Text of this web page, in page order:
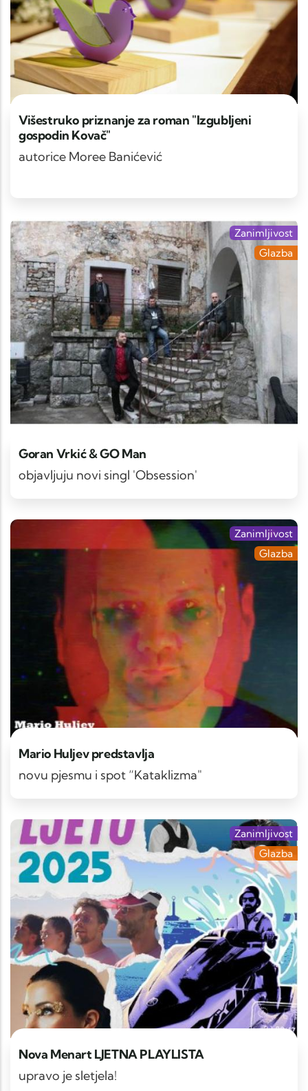
Višestruko priznanje za roman "Izgubljeni
gospodin Kovač"
autorice Moree Banićević
Goran Vrkić & GO Man
objavljuju novi singl 'Obsession'
Zanimljivost
Glazba
Mario Huljev predstavlja
novu pjesmu i spot “Kataklizma"
Zanimljivost
Glazba
Nova Menart LJETNA PLAYLISTA
upravo je sletjela!
Zanimljivost
Glazba